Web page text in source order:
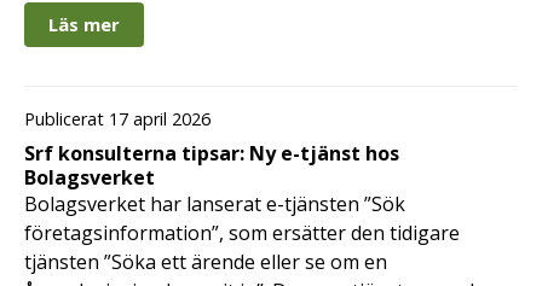
Läs mer
Publicerat 17 april 2026
Srf konsulterna tipsar: Ny e-tjänst hos
Bolagsverket
Bolagsverket har lanserat e-tjänsten ”Sök
företagsinformation”, som ersätter den tidigare
tjänsten ”Söka ett ärende eller se om en